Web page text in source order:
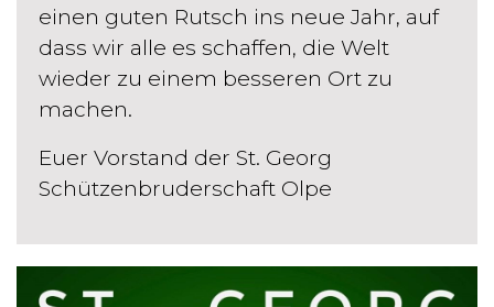
einen guten Rutsch ins neue Jahr, auf
dass wir alle es schaffen, die Welt
wieder zu einem besseren Ort zu
machen.
Euer Vorstand der St. Georg
Schützenbruderschaft Olpe